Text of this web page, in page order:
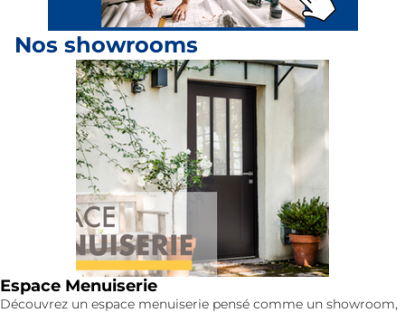
Nos showrooms
Espace Menuiserie
Découvrez un espace menuiserie pensé comme un showroom,